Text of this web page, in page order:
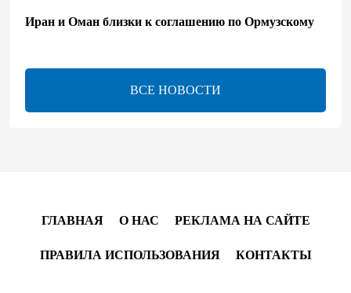
Иран и Оман близки к соглашению по Ормузскому
17:46 8 августа 2026
Телефонный разговор лидеров - показатель
Хикмет Гаджиев поделился публикацией в связи с
годовщиной Вашингтонского саммита (ВИДЕО)
15:14 8 августа 2026
ВСЕ НОВОСТИ
ГЛАВНАЯ О НАС РЕКЛАМА НА САЙТЕ
ПРАВИЛА ИСПОЛЬЗОВАНИЯ КОНТАКТЫ